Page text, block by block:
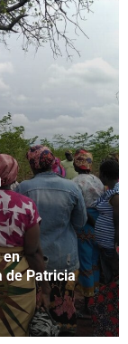
en
de Patricia